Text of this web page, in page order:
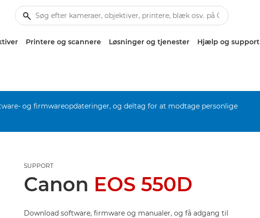
Printere og scannere Løsninger og tjenester Hjælp og support
og firmwareopdateringer, og deltag for at modtage personlige
SUPPORT
Canon EOS 550D
Download software, firmware og manualer, og få adgang til